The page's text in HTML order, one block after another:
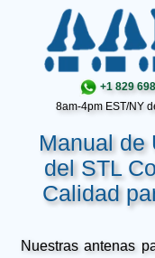
+1 829
8am-4pm EST/NY
Manual de
del STL
Calidad
Nuestras antenas